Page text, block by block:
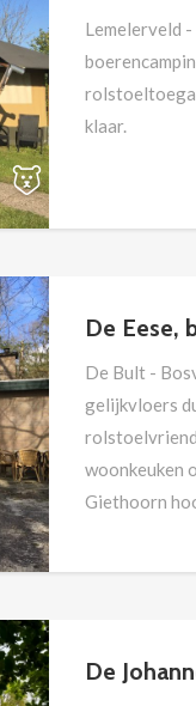
Lemelerveld
klaar.
De Eese,
De Bult -
gelijkvloers
woonkeuken
Giethoorn
De